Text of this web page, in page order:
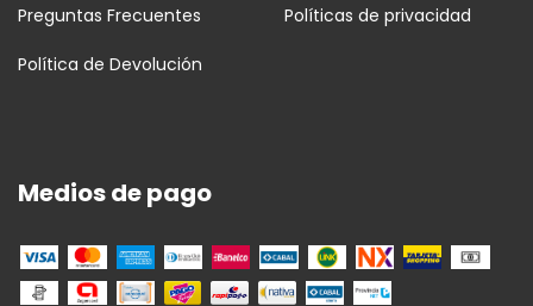
Preguntas Frecuentes Políticas de privacidad
Política de Devolución
Medios de pago